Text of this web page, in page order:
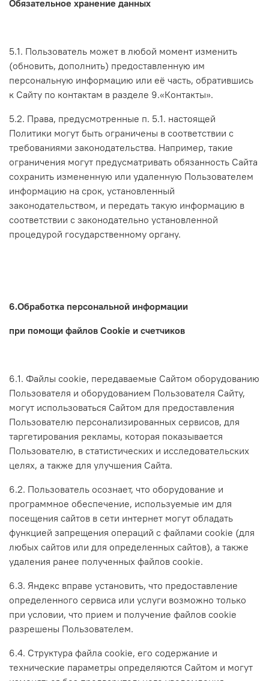
Обязательное хранение данных
5.1. Пользователь может в любой момент изменить
(обновить, дополнить) предоставленную им
персональную информацию или её часть, обратившись
к Сайту по контактам в разделе 9.«Контакты».
5.2. Права, предусмотренные п. 5.1. настоящей
Политики могут быть ограничены в соответствии с
требованиями законодательства. Например, такие
ограничения могут предусматривать обязанность Сайта
сохранить измененную или удаленную Пользователем
информацию на срок, установленный
законодательством, и передать такую информацию в
соответствии с законодательно установленной
процедурой государственному органу.
6.Обработка персональной информации
при помощи файлов Cookie и счетчиков
6.1. Файлы cookie, передаваемые Сайтом оборудованию
Пользователя и оборудованием Пользователя Сайту,
могут использоваться Сайтом для предоставления
Пользователю персонализированных сервисов, для
таргетирования рекламы, которая показывается
Пользователю, в статистических и исследовательских
целях, а также для улучшения Сайта.
6.2. Пользователь осознает, что оборудование и
программное обеспечение, используемые им для
посещения сайтов в сети интернет могут обладать
функцией запрещения операций с файлами cookie (для
любых сайтов или для определенных сайтов), а также
удаления ранее полученных файлов cookie.
6.3. Яндекс вправе установить, что предоставление
определенного сервиса или услуги возможно только
при условии, что прием и получение файлов cookie
разрешены Пользователем.
6.4. Структура файла cookie, его содержание и
технические параметры определяются Сайтом и могут